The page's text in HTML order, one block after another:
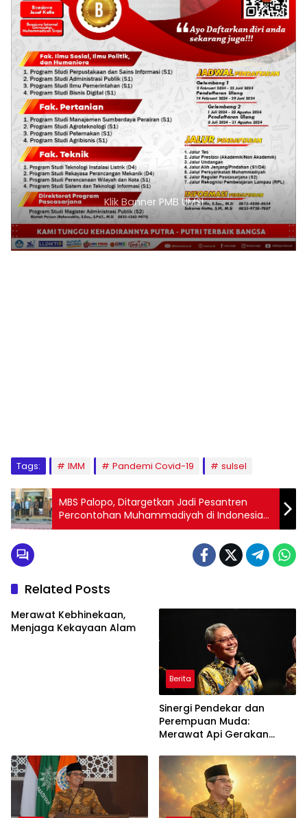
Klik Banner PMB UMSI
Tags: IMM Pandemi Covid-19 sulsel
MBS Palopo, Ditargetkan Jadi Pesantren
Percontohan Muhammadiyah di Indonesia
Timur
Related Posts
Merawat Kebhinekaan,
Menjaga Kekayaan Alam
Berita
Sinergi Pendekar dan
Perempuan Muda:
Merawat Api Gerakan